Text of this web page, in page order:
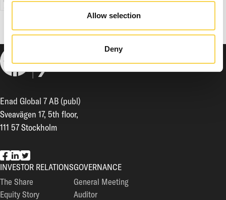
Allow selection
Deny
Enad Global 7 AB (publ)
Sveavägen 17, 5th floor,
111 57 Stockholm
EG7 on Facebook
EG7 on LinkedIn
EG7 on Twitter
INVESTOR RELATIONS
The Share
Equity Story
GOVERNANCE
General Meeting
Auditor